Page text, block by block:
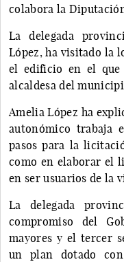
colabora la
La delegada
López, ha visitado la
el edificio en el
alcaldesa del
Amelia López ha
autonómico trabaja
pasos para la
como en elaborar el
en ser usuarios de la
La delegada
compromiso del
mayores y el tercer
un plan dotado